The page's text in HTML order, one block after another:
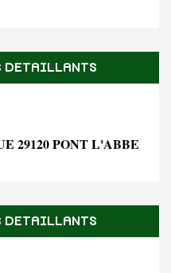
DETAILLANTS
29120 PONT L'ABBE
DETAILLANTS